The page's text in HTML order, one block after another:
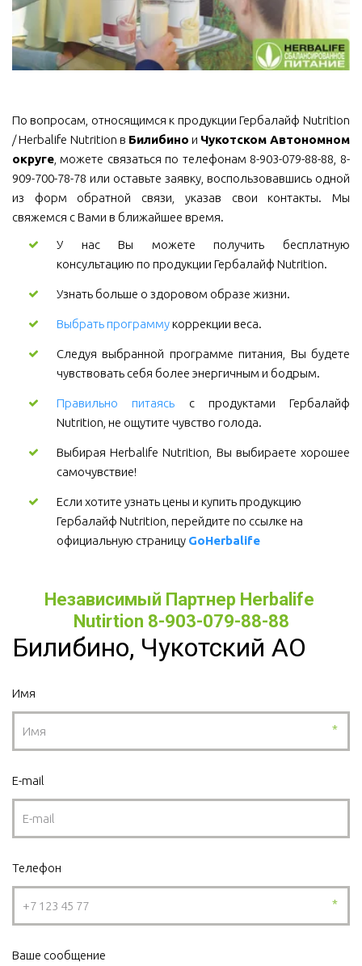
По вопросам, относящимся к продукции Гербалайф Nutrition
/ Herbalife Nutrition в Билибино и Чукотском Автономном
округе, можете связаться по телефонам 8-903-079-88-88, 8-
909-700-78-78 или оставьте заявку, воспользовавшись одной
из форм обратной связи, указав свои контакты. Мы
свяжемся с Вами в ближайшее время.
У нас Вы можете получить бесплатную
консультацию по продукции Гербалайф Nutrition.
Узнать больше о здоровом образе жизни.
Выбрать программукоррекции веса.
Следуя выбранной программе питания, Вы будете
чувствовать себя более энергичным и бодрым.
Правильно питаясь с продуктами Гербалайф
Nutrition, не ощутите чувство голода.
Выбирая Herbalife Nutrition, Вы выбираете хорошее
самочувствие!
Если хотите узнать цены и купить продукцию
Гербалайф Nutrition, перейдите по ссылке на
официальную страницу GoHerbalife
Независимый Партнер Herbalife
Nutirtion 8-903-079-88-88
Билибино, Чукотский АО
Имя
*
E-mail
Телефон
*
Ваше сообщение